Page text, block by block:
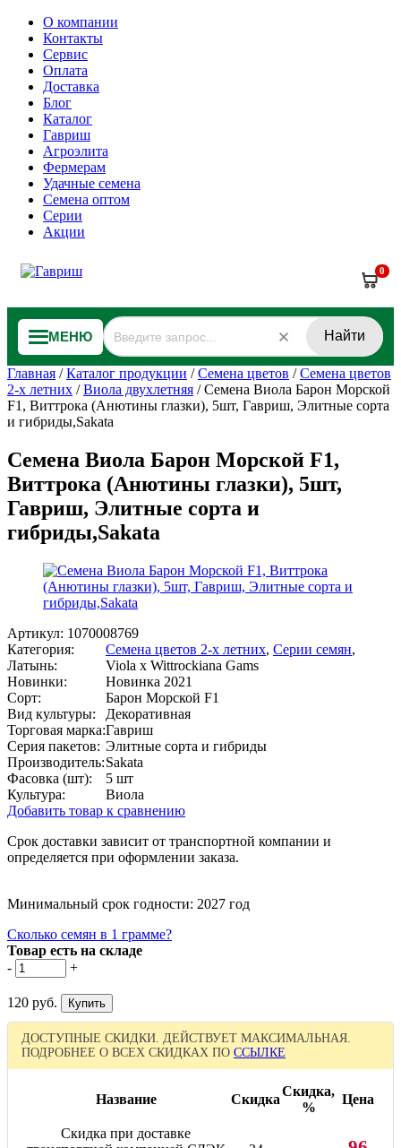
О компании
Контакты
Сервис
Оплата
Доставка
Блог
Каталог
Гавриш
Агроэлита
Фермерам
Удачные семена
Семена оптом
Серии
Акции
0
МЕНЮ Найти
Главная /Каталог продукции /Семена цветов /Семена цветов
2-х летних /Виола двухлетняя /Семена Виола Барон Морской
F1, Виттрока (Анютины глазки), 5шт, Гавриш, Элитные сорта
и гибриды,Sakata
Семена Виола Барон Морской F1,
Виттрока (Анютины глазки), 5шт,
Гавриш, Элитные сорта и
гибриды,Sakata
Артикул: 1070008769
Категория:
Семена цветов 2-х летних, Серии семян,
Латынь:
Viola x Wittrockiana Gams
Новинки:
Новинка 2021
Сорт:
Барон Морской F1
Вид культуры:
Декоративная
Торговая марка:Гавриш
Серия пакетов: Элитные сорта и гибриды
Производитель:Sakata
Фасовка (шт):
5 шт
Культура:
Виола
Добавить товар к сравнению
Срок доставки зависит от транспортной компании и
определяется при оформлении заказа.
Минимальный срок годности: 2027 год
Сколько семян в 1 грамме?
Товар есть на складе
-
+
120 руб.
ДОСТУПНЫЕ СКИДКИ. ДЕЙСТВУЕТ МАКСИМАЛЬНАЯ.
ПОДРОБНЕЕ О ВСЕХ СКИДКАХ ПО ССЫЛКЕ
Название Скидка
Скидка,
%
Цена
Скидка при доставке